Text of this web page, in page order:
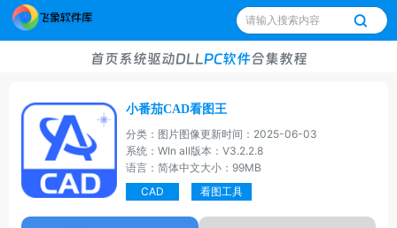
首页系统驱动DLLPC软件合集教程
小番茄CAD看图王
分类：图片图像更新时间：2025-06-03
系统：WIn all版本：V3.2.2.8
语言：简体中文大小：99MB
CAD
看图工具